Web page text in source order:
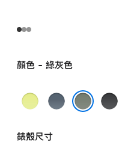
顏色 - 綠灰色
霓
黃
錨
色
黑
錶殼尺寸